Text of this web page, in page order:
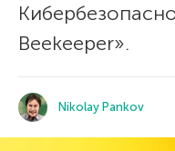
Beekeeper».
Nikolay Pankov